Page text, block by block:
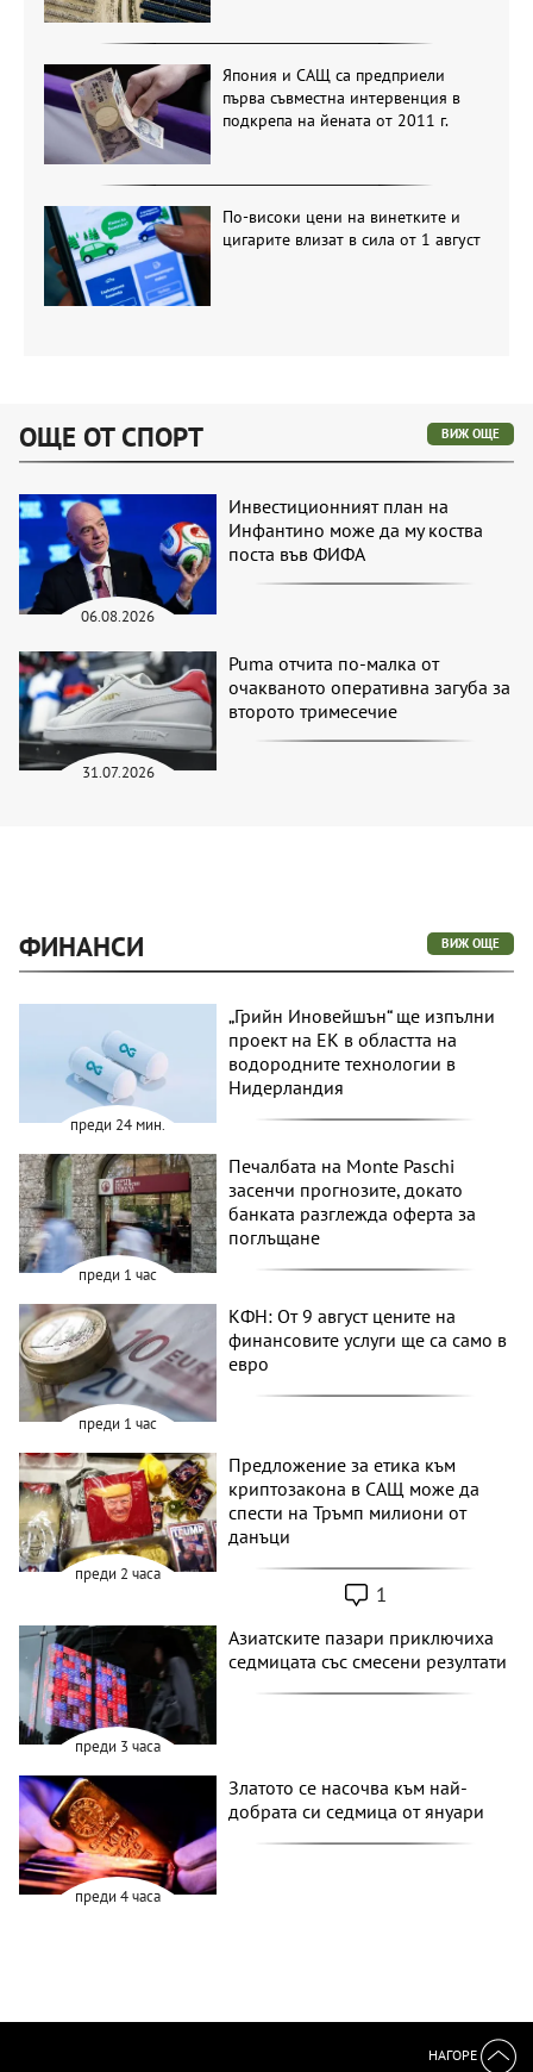
Япония и САЩ са предприели
първа съвместна интервенция в
подкрепа на йената от 2011 г.
По-високи цени на винетките и
цигарите влизат в сила от 1 август
ОЩЕ ОТ СПОРТ ВИЖ ОЩЕ
06.08.2026
Инвестиционният план на
Инфантино може да му коства
поста във ФИФА
31.07.2026
Puma отчита по-малка от
очакваното оперативна загуба за
второто тримесечие
ФИНАНСИ ВИЖ ОЩЕ
преди 24 мин.
„Грийн Иновейшън“ ще изпълни
проект на ЕК в областта на
водородните технологии в
Нидерландия
преди 1 час
Печалбата на Monte Paschi
засенчи прогнозите, докато
банката разглежда оферта за
поглъщане
преди 1 час
КФН: От 9 август цените на
финансовите услуги ще са само в
евро
преди 2 часа
Предложение за етика към
криптозакона в САЩ може да
спести на Тръмп милиони от
данъци
1
преди 3 часа
Азиатските пазари приключиха
седмицата със смесени резултати
преди 4 часа
Златото се насочва към най-
добрата си седмица от януари
НАГОРЕ